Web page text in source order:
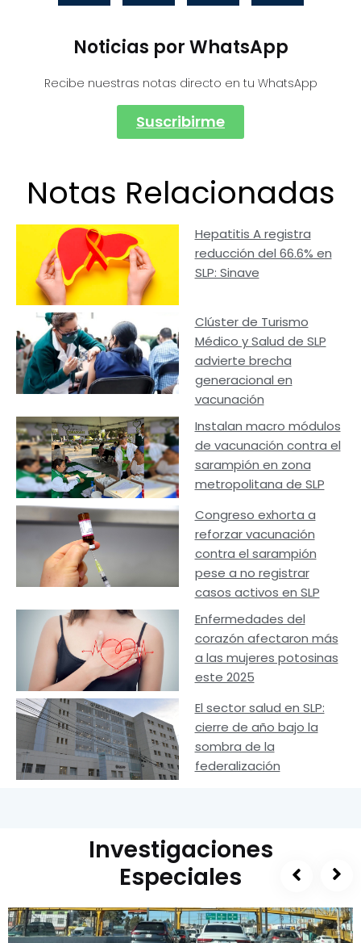
Noticias por WhatsApp
Recibe nuestras notas directo en tu WhatsApp
Suscribirme
Notas Relacionadas
Hepatitis A registra
reducción del 66.6% en
SLP: Sinave
Clúster de Turismo
Médico y Salud de SLP
advierte brecha
generacional en
vacunación
Instalan macro módulos
de vacunación contra el
sarampión en zona
metropolitana de SLP
Congreso exhorta a
reforzar vacunación
contra el sarampión
pese a no registrar
casos activos en SLP
Enfermedades del
corazón afectaron más
a las mujeres potosinas
este 2025
El sector salud en SLP:
cierre de año bajo la
sombra de la
federalización
Investigaciones
Especiales